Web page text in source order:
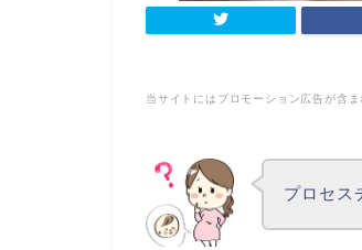
当サイトにはプロモーション広告が含ま
プロセス